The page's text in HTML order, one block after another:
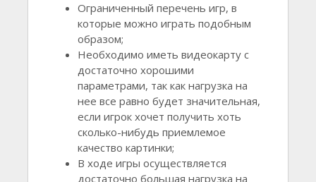
Ограниченный перечень игр, в
которые можно играть подобным
образом;
Необходимо иметь видеокарту с
достаточно хорошими
параметрами, так как нагрузка на
нее все равно будет значительная,
если игрок хочет получить хоть
сколько-нибудь приемлемое
качество картинки;
В ходе игры осуществляется
достаточно большая нагрузка на